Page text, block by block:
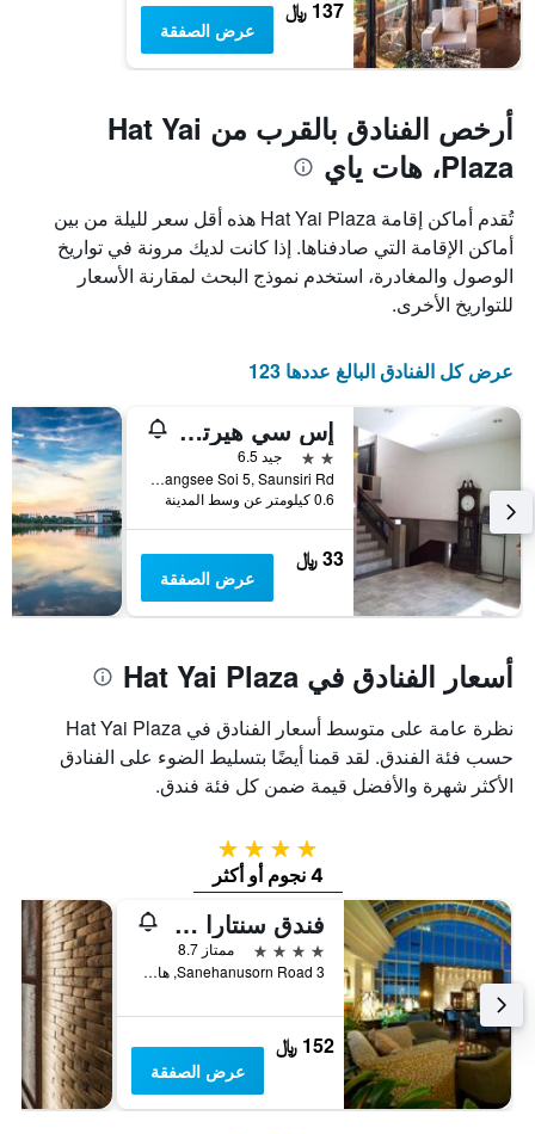
137 ﷼
عرض الصفقة
أرخص الفنادق بالقرب من Hat Yai
Plaza، هات ياي
تُقدم أماكن إقامة Hat Yai Plaza هذه أقل سعر لليلة من بين
أماكن الإقامة التي صادفناها. إذا كانت لديك مرونة في تواريخ
الوصول والمغادرة، استخدم نموذج البحث لمقارنة الأسعار
للتواريخ الأخرى.
عرض كل الفنادق البالغ عددها 123
إس سي هيرتيدج هوتل
2 نجمتين
جيد 6.5
36/43Sangsee Soi 5, Saunsiri Rd., هات ياي, تايلاند
0.6 كيلومتر عن وسط المدينة
33 ﷼
عرض الصفقة
أسعار الفنادق في Hat Yai Plaza
نظرة عامة على متوسط أسعار الفنادق في Hat Yai Plaza
حسب فئة الفندق. لقد قمنا أيضًا بتسليط الضوء على الفنادق
الأكثر شهرة والأفضل قيمة ضمن كل فئة فندق.
4 نجوم
4 نجوم أو أكثر
فندق سنتارا هوتل هات ياي
4 نجوم
ممتاز 8.7
3 Sanehanusorn Road, هات ياي, تايلاند
152 ﷼
عرض الصفقة